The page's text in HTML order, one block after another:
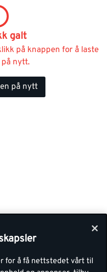
galt
på knappen for å laste
nytt.
på nytt
for å få nettstedet vårt til